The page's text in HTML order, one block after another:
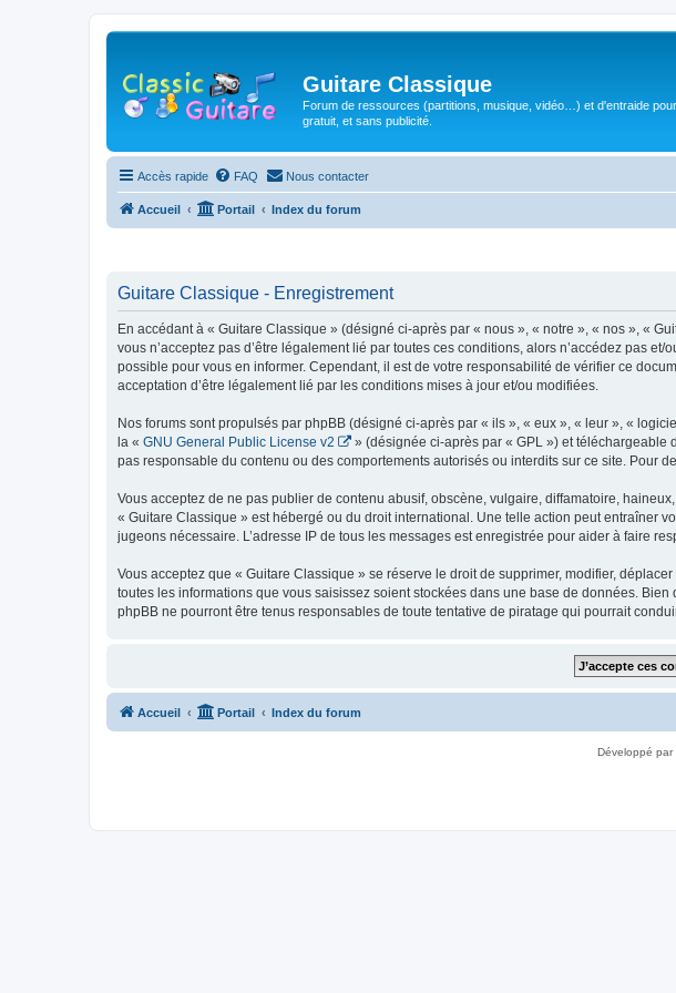
Guitare Classique
Forum de ressources (partitions, musique, vidéo…) et d'entraide
gratuit, et sans publicité.
Accès rapide FAQ Nous contacter
Accueil Portail Index du forum
Guitare Classique - Enregistrement
En accédant à « Guitare Classique » (désigné ci-après par « nous », « notre », « nos », «
vous n’acceptez pas d’être légalement lié par toutes ces conditions, alors n’accédez pas
possible pour vous en informer. Cependant, il est de votre responsabilité de vérifier ce
acceptation d’être légalement lié par les conditions mises à jour et/ou modifiées.
Nos forums sont propulsés par phpBB (désigné ci-après par « ils », « eux », « leur », «
la « GNU General Public License v2 » (désignée ci-après par « GPL ») et téléchargeable
pas responsable du contenu ou des comportements autorisés ou interdits sur ce site. Pour
Vous acceptez de ne pas publier de contenu abusif, obscène, vulgaire, diffamatoire,
« Guitare Classique » est hébergé ou du droit international. Une telle action peut entraîner
jugeons nécessaire. L’adresse IP de tous les messages est enregistrée pour aider à faire
Vous acceptez que « Guitare Classique » se réserve le droit de supprimer, modifier,
toutes les informations que vous saisissez soient stockées dans une base de données.
phpBB ne pourront être tenus responsables de toute tentative de piratage qui pourrait
Accueil Portail Index du forum
Développé par